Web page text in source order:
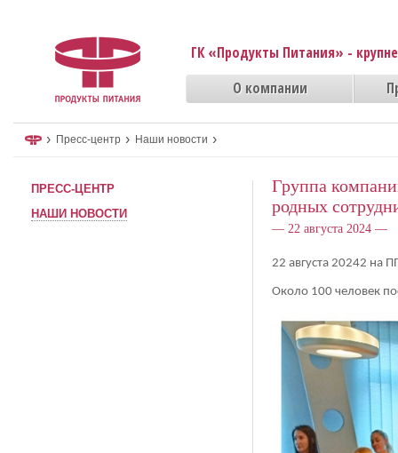
ГК «Продукты Питания» -
О компании
› Пресс-центр › Наши новости ›
ПРЕСС-ЦЕНТР
НАШИ НОВОСТИ
Группа
родных
— 22 августа 2024 —
22 августа 20242 на
Около 100 человек